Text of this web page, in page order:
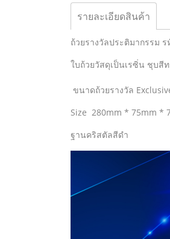
รายละเอียดสินค้า
ถ้วยรางวัลประติมากรรม ร
ใบถ้วยวัสดุเป็นเรซิ่น ชุบสี
ขนาดถ้วยรางวัล
Size 280mm * 75mm *
ฐานคริสตัลสีดำ